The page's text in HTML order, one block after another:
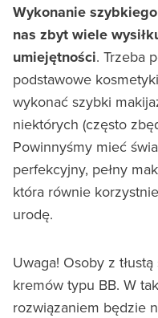
Wykonanie
nas zbyt wiele
umiejętności. Trzeba
podstawowe
wykonać szybki
niektórych (często
Powinnyśmy mieć
perfekcyjny, pełny
która równie
urodę.
Uwaga! Osoby z
kremów typu BB. W
rozwiązaniem będzie